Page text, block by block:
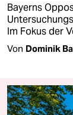
Bayerns
Im Fokus der
Von Dominik